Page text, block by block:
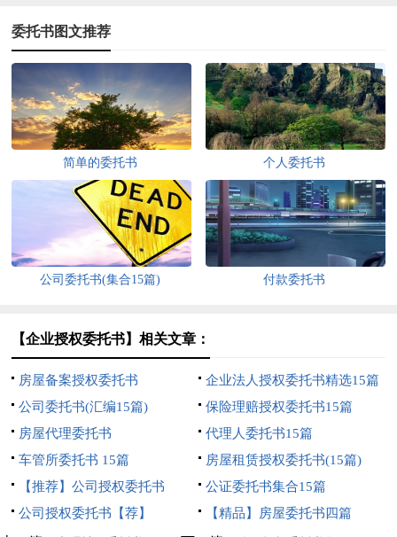
委托书图文推荐
简单的委托书 个人委托书
公司委托书(集合15篇) 付款委托书
【企业授权委托书】相关文章：
房屋备案授权委托书
企业法人授权委托书精选15篇
公司委托书(汇编15篇)
保险理赔授权委托书15篇
房屋代理委托书
代理人委托书15篇
车管所委托书 15篇
房屋租赁授权委托书(15篇)
【推荐】公司授权委托书
公证委托书集合15篇
公司授权委托书【荐】
【精品】房屋委托书四篇